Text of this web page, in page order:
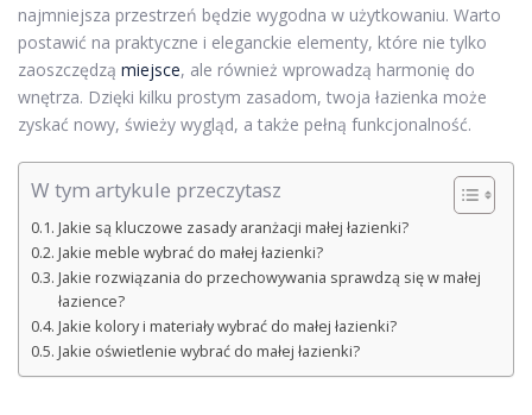
najmniejsza przestrzeń będzie wygodna w użytkowaniu. Warto
postawić na praktyczne i eleganckie elementy, które nie tylko
zaoszczędzą miejsce, ale również wprowadzą harmonię do
wnętrza. Dzięki kilku prostym zasadom, twoja łazienka może
zyskać nowy, świeży wygląd, a także pełną funkcjonalność.
W tym artykule przeczytasz
Jakie są kluczowe zasady aranżacji małej łazienki?
Jakie meble wybrać do małej łazienki?
Jakie rozwiązania do przechowywania sprawdzą się w małej
łazience?
Jakie kolory i materiały wybrać do małej łazienki?
Jakie oświetlenie wybrać do małej łazienki?